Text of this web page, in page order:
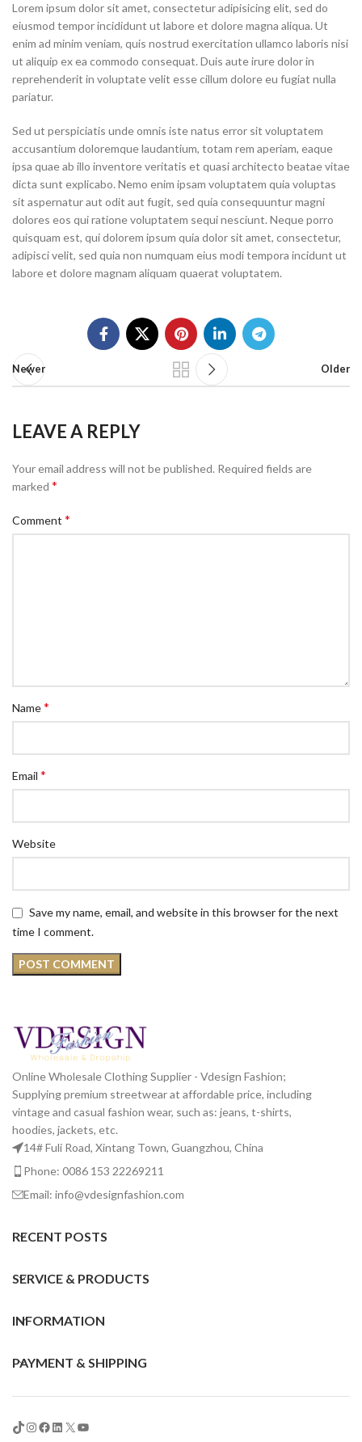
Lorem ipsum dolor sit amet, consectetur adipisicing elit, sed do
eiusmod tempor incididunt ut labore et dolore magna aliqua. Ut
enim ad minim veniam, quis nostrud exercitation ullamco laboris nisi
ut aliquip ex ea commodo consequat. Duis aute irure dolor in
reprehenderit in voluptate velit esse cillum dolore eu fugiat nulla
pariatur.
Sed ut perspiciatis unde omnis iste natus error sit voluptatem
accusantium doloremque laudantium, totam rem aperiam, eaque
ipsa quae ab illo inventore veritatis et quasi architecto beatae vitae
dicta sunt explicabo. Nemo enim ipsam voluptatem quia voluptas
sit aspernatur aut odit aut fugit, sed quia consequuntur magni
dolores eos qui ratione voluptatem sequi nesciunt. Neque porro
quisquam est, qui dolorem ipsum quia dolor sit amet, consectetur,
adipisci velit, sed quia non numquam eius modi tempora incidunt ut
labore et dolore magnam aliquam quaerat voluptatem.
Newer Older
LEAVE A REPLY
Your email address will not be published. Required fields are
marked *
Comment *
Name*
Email *
Website
Save my name, email, and website in this browser for the next
time I comment.
Online Wholesale Clothing Supplier - Vdesign Fashion;
Supplying premium streetwear at affordable price, including
vintage and casual fashion wear, such as: jeans, t-shirts,
hoodies, jackets, etc.
14# Fuli Road, Xintang Town, Guangzhou, China
Phone: 0086 153 22269211
Email: info@vdesignfashion.com
RECENT POSTS
SERVICE & PRODUCTS
INFORMATION
PAYMENT & SHIPPING